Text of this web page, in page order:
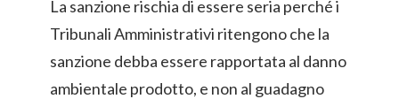
La sanzione rischia di essere seria perché i
Tribunali Amministrativi ritengono che la
sanzione debba essere rapportata al danno
ambientale prodotto, e non al guadagno